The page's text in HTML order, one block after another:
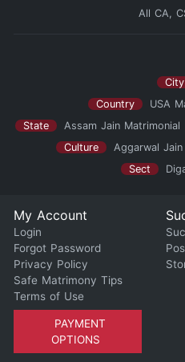
All CA,
City
Country
USA
State
Assam Jain Matrimonial
Culture
Aggarwal
Sect
My Account
Login
Forgot Password
Privacy Policy
Safe Matrimony Tips
Terms of Use
PAYMENT
OPTIONS